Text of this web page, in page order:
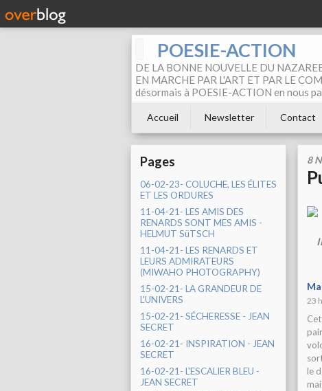
POESIE-ACTION
DE LA BONNE NOUVELLE DU
EN MARCHE PAR L'ART ET PAR LE
désormais à POESIE-ACTION en nous
Accueil Newsletter Contact
Pages
06-02-23- COLUCHE, LES ÉLITES
ET LES ORDURES
11-04-21- LES AMIS DES
RENARDS SONT MES AMIS -
HELMUT SüTSCH
11-04-21- LES RENARDS ET
LEURS ADMIRATEURS
(MIWAHO PHOTOGRAPHY)
15-02-21- LA GRANDEUR DE
L'UNIVERS
15-02-21- SÉCHERESSE - JEAN
SECRET
16-02-21- INSPIRATION - JEAN
SECRET
16-02-21- L'ESCALIER BLEU -
JEAN SECRET
8
23 h
le